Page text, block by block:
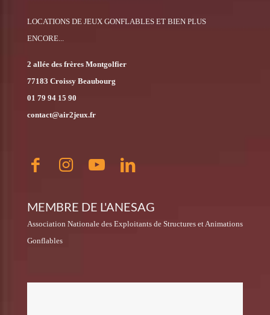
LOCATIONS DE JEUX GONFLABLES ET BIEN PLUS
ENCORE...
2 allée des frères Montgolfier
77183 Croissy Beaubourg
01 79 94 15 90
contact@air2jeux.fr
MEMBRE DE L'ANESAG
Association Nationale des Exploitants de Structures et Animations
Gonflables